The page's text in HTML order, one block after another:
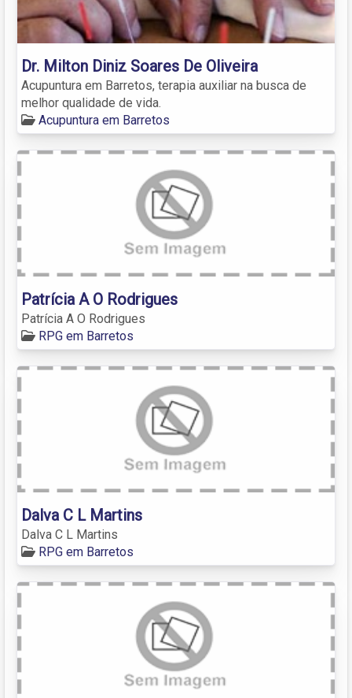
Dr. Milton Diniz Soares De Oliveira
Acupuntura em Barretos, terapia auxiliar na busca de
melhor qualidade de vida.
Acupuntura em Barretos
Patrícia A O Rodrigues
Patrícia A O Rodrigues
RPG em Barretos
Dalva C L Martins
Dalva C L Martins
RPG em Barretos